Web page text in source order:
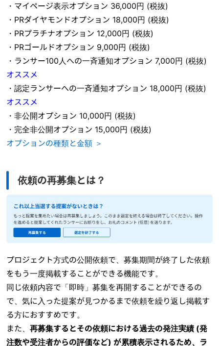
・マイページ表示オプション 36,000円 (税抜)
・PRダイヤモンドオプション 18,000円 (税抜)
・PRプラチナオプション 12,000円 (税抜)
・PRゴールドオプション 9,000円 (税抜)
・ランサー100人への一斉通知オプション 7,000円 (税抜)
オススメ
・認定ランサーへの一斉通知オプション 18,000円 (税抜)
オススメ
・非公開オプション 10,000円 (税抜)
・完全非公開オプション 15,000円 (税抜)
オプションの種類と金額 ＞
依頼の再募集とは？
プロジェクト方式の公開依頼で、募集期間が終了した依頼
をもう一度掲載することができる機能です。
同じ依頼内容で「即時」募集を再開することができるの
で、気に入った提案が見つかるまで依頼を繰り返し掲載す
る方におすすめです。
また、再募集するとその依頼における過去の発注実績 (発
注数や受注者からの評価など) が累積表示されるため、ラ